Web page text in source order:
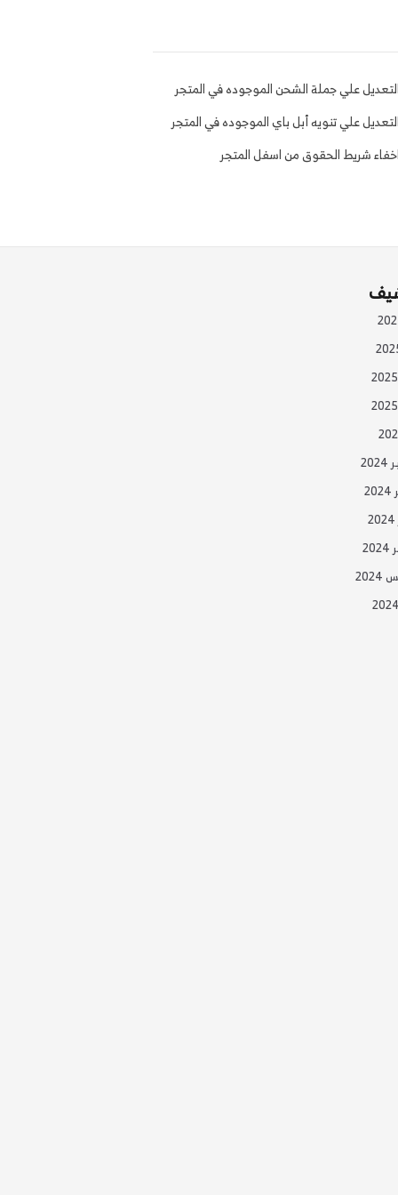
علي جملة الشحن الموجوده في المتجر
علي تنويه أبل باي الموجوده في المتجر
شريط الحقوق من اسفل المتجر